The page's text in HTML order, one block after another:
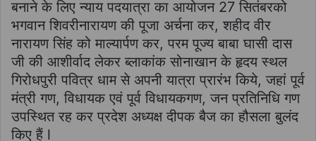
बनाने के लिए न्याय पदयात्रा का आयोजन 27 सितंबरको
भगवान शिवरीनारायण की पूजा अर्चना कर, शहीद वीर
नारायण सिंह को माल्यार्पण कर, परम पूज्य बाबा घासी दास
जी की आशीर्वाद लेकर ब्लाकांक सोनाखान के हृदय स्थल
गिरोधपुरी पवित्र धाम से अपनी यात्रा प्रारंभ किये, जहां पूर्व
मंत्री गण, विधायक एवं पूर्व विधायकगण, जन प्रतिनिधि गण
उपस्थित रह कर प्रदेश अध्यक्ष दीपक बैज का हौसला बुलंद
किए हैं l